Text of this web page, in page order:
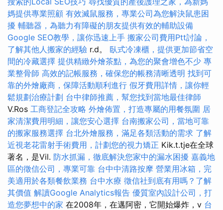
媽提供專業照顧 有效滅鼠服務，專業公司為您解決鼠患困
擾 輔聽器，為聽力有障礙的朋友提供有效的輔助設備
Google SEO教學，讓你迅速上手 搬家公司費用Ptt討論，
了解其他人搬家的經驗 r.d。 臥式冷凍櫃，提供更加節省空
間的冷藏選擇 提供精緻外燴茶點，為您的聚會增色不少 專
業整骨師 高效的記帳服務，確保您的帳務清晰透明 找到可
靠的外燴廠商，保障活動順利進行 假牙費用詳情，讓你輕
鬆規劃治療計劃 台中律師推薦，幫您找到當地最佳律師
V.Ros 工商登記全攻略 外燴佈置，打造專屬的用餐氛圍 居
家清潔費用明細，讓您安心選擇 台南搬家公司，當地可靠
的搬家服務選擇 台北外燴服務，滿足各類活動的需求 了解
近視老花雷射手術費用，計劃您的視力矯正 Kik.t.tje在全球
著名，是Vil. 防水抓漏，徹底解決您家中的漏水困擾 嘉義地
區的徵信公司，專業可靠 台中中清路按摩 營業用冰箱，完
美適用於各類餐飲業務 台中水療 徵信社到底有用嗎？了解
其價值 解讀Google Analytics報告 優質室內設計公司，打
造您夢想中的家 在2008年，在邁阿密，它開始爆炸，v 台